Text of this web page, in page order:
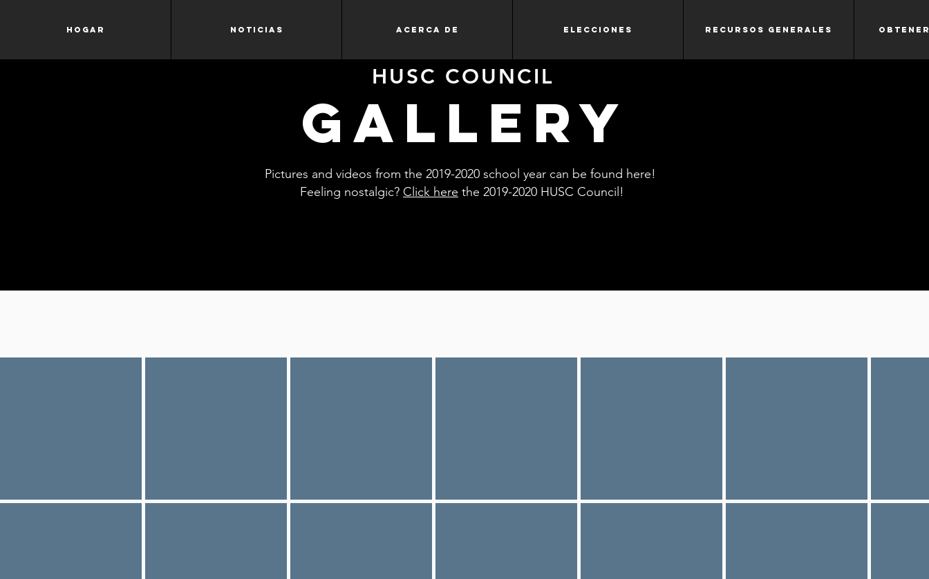
Hogar Noticias Acerca de Elecciones Recursos generales
HUSC COUNCIL
gallery
Pictures and videos from the 2019-2020 school year can be found here!
Feeling nostalgic? Click here the 2019-2020 HUSC Council!